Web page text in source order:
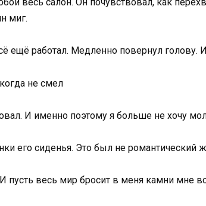
миг.
ещё работал. Медленно повернул голову.
не смел
И именно поэтому я больше не хочу
его сиденья. Это был не романтический
пусть весь мир бросит в меня камни мне